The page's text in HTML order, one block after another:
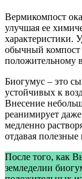
Вермикомпост
улучшая ее
характеристики.
обычный
положительному
Биогумус – это
устойчивых к
Внесение
реанимирует
медленно
отдавая
После того, как
земледелии